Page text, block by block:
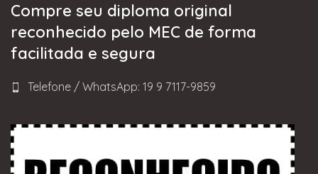
Compre seu diploma original
reconhecido pelo MEC de forma
facilitada e segura
Telefone / WhatsApp: 19 9 7117-9859